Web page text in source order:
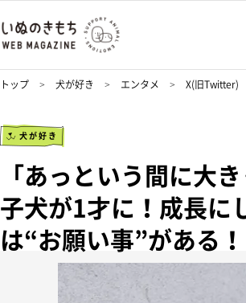
トップ 犬が好き エンタメ X(旧Twitter)
犬が好き
「あっという間に大
子犬が1才に！成長に
は“お願い事”がある